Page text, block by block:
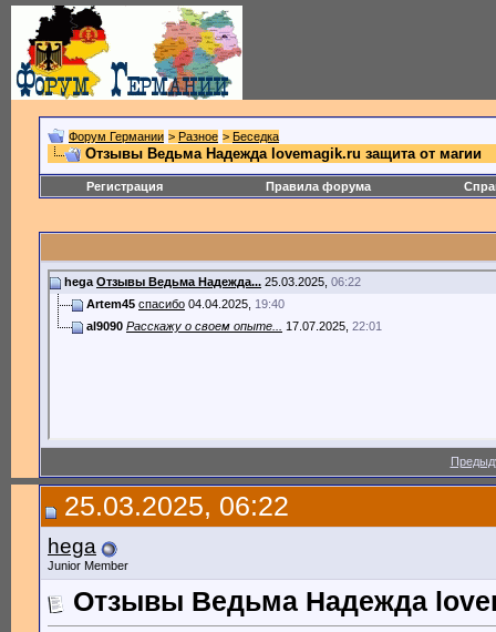
Форум Германии > Разное > Беседка
Отзывы Ведьма Надежда lovemagik.ru защита от магии
Регистрация Правила форума
hega Отзывы Ведьма Надежда... 25.03.2025, 06:22
Artem45 спасибо 04.04.2025, 19:40
al9090 Расскажу о своем опыте... 17.07.2025, 22:01
25.03.2025, 06:22
hega
Junior Member
Отзывы Ведьма Надежда